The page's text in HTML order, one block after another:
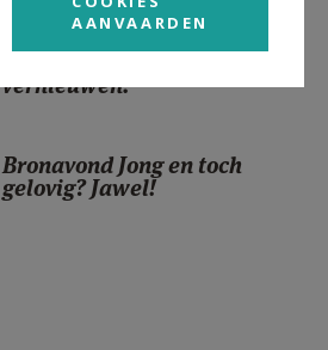
vernieuwen.
Bronavond Jong en toch
gelovig? Jawel!
AANVAARDEN